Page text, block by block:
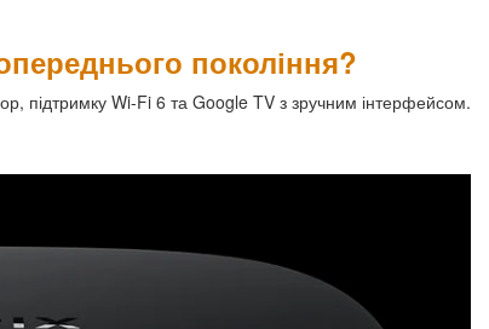
покоління?
підтримку Wi-Fi 6 та Google TV з зручним інтерфейсом.